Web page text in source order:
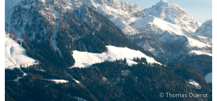
© Thomas Duerst